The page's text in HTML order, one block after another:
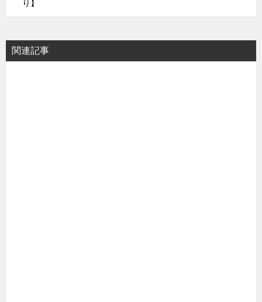
り】
関連記事